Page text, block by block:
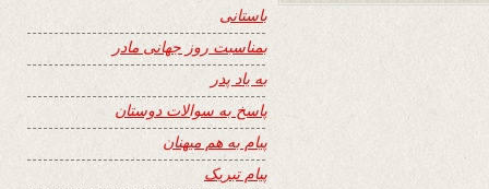
باستانی
بمناسبت روز جهانی مادر
به یاد پدر
پاسخ به سوالات دوستان
پیام به هم میهنان
پیام تبریک